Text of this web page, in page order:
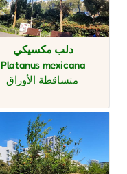
دلب مكسيكي
Platanus mexicana
متساقطة الأوراق